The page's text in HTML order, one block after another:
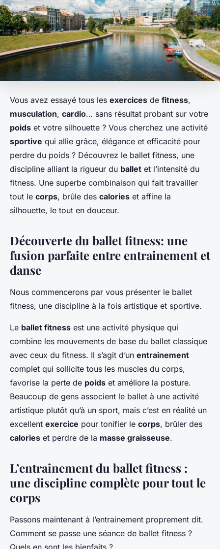
Vous avez essayé tous les exercices de fitness,
musculation, cardio… sans résultat probant sur votre
poids et votre silhouette ? Vous cherchez une activité
sportive qui allie grâce, élégance et efficacité pour
perdre du poids ? Découvrez le ballet fitness, une
discipline alliant la rigueur du ballet et l’intensité du
fitness. Une superbe combinaison qui fait travailler
tout le corps, brûle des calories et affine la
silhouette, le tout en douceur.
Découverte du ballet fitness: une
fusion parfaite entre entrainement et
danse
Nous commencerons par vous présenter le ballet
fitness, une discipline à la fois artistique et sportive.
Le ballet fitness est une activité physique qui
combine les mouvements de base du ballet classique
avec ceux du fitness. Il s’agit d’un entrainement
complet qui sollicite tous les muscles du corps,
favorise la perte de poids et améliore la posture.
Beaucoup de gens associent le ballet à une activité
artistique plutôt qu’à un sport, mais c’est en réalité un
excellent exercice pour tonifier le corps, brûler des
calories et perdre de la masse graisseuse.
L’entrainement du ballet fitness :
une discipline complète pour tout le
corps
Passons maintenant à l’entrainement proprement dit.
Comment se passe une séance de ballet fitness ?